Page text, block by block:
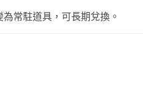
常駐道具，可長期兌換。